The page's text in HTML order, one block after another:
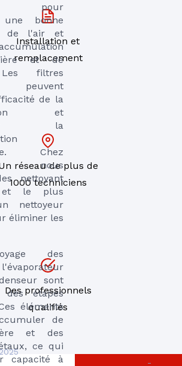
pour
une bonne
de l'air et
et de
filtres
peuvent
de la
et
la
Chez
nous
nettoyant
et le plus
nettoyeur
éliminer les
des
l'évaporateur
sont
des étapes
éléments
de
et des
ce qui
capacité à
Installation et
remplacement
réseau de plus de
1000 techniciens
Des professionnels
qualifiés
-